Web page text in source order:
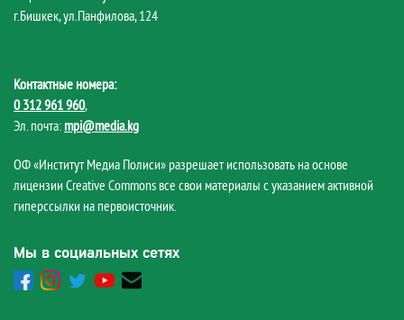
г.Бишкек, ул.Панфилова, 124
Контактные номера:
0 312 961 960,
Эл. почта: mpi@media.kg
ОФ «Институт Медиа Полиси» разрешает использовать на основе
лицензии Creative Commons все свои материалы с указанием активной
гиперссылки на первоисточник.
Мы в социальных сетях